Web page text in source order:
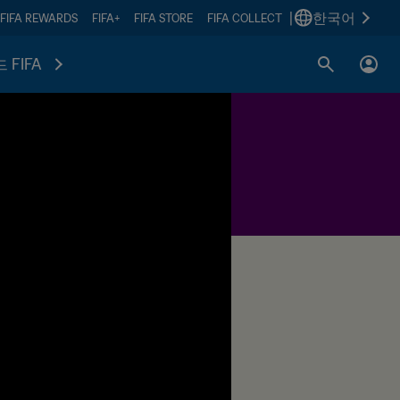
FIFA REWARDS FIFA+ FIFA STORE FIFA COLLECT 한국어
FIFA